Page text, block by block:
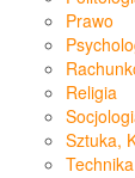
Prawo
Religia
Sztuka,